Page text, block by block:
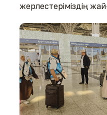
жерлестеріміздің